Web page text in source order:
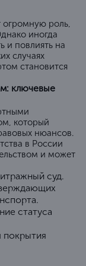
огромную роль,
иногда
и повлиять на
случаях
становится
ключевые
который
нюансов.
в России
и может
суд.
статуса
покрытия